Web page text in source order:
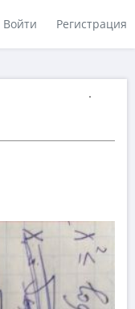
Войти Регистрация